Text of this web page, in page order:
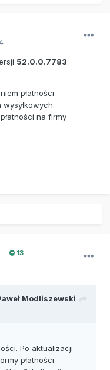
52.0.0.7783.
płatności
na firmy
13
Modliszewski
Po aktualizacji
płatności